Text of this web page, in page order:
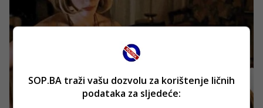
SOP.BA traži vašu dozvolu za korištenje ličnih
podataka za sljedeće: